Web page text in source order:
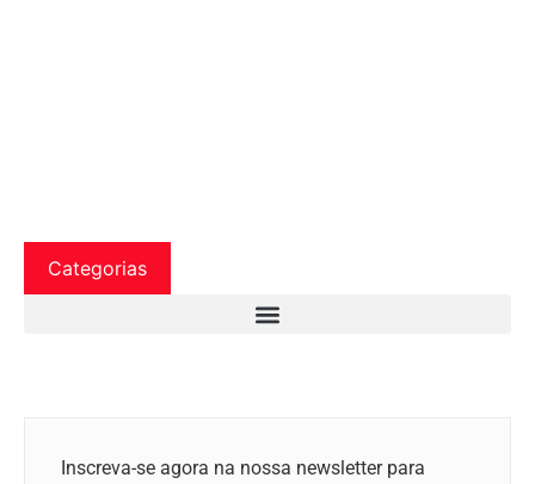
Categorias
Inscreva-se agora na nossa newsletter para